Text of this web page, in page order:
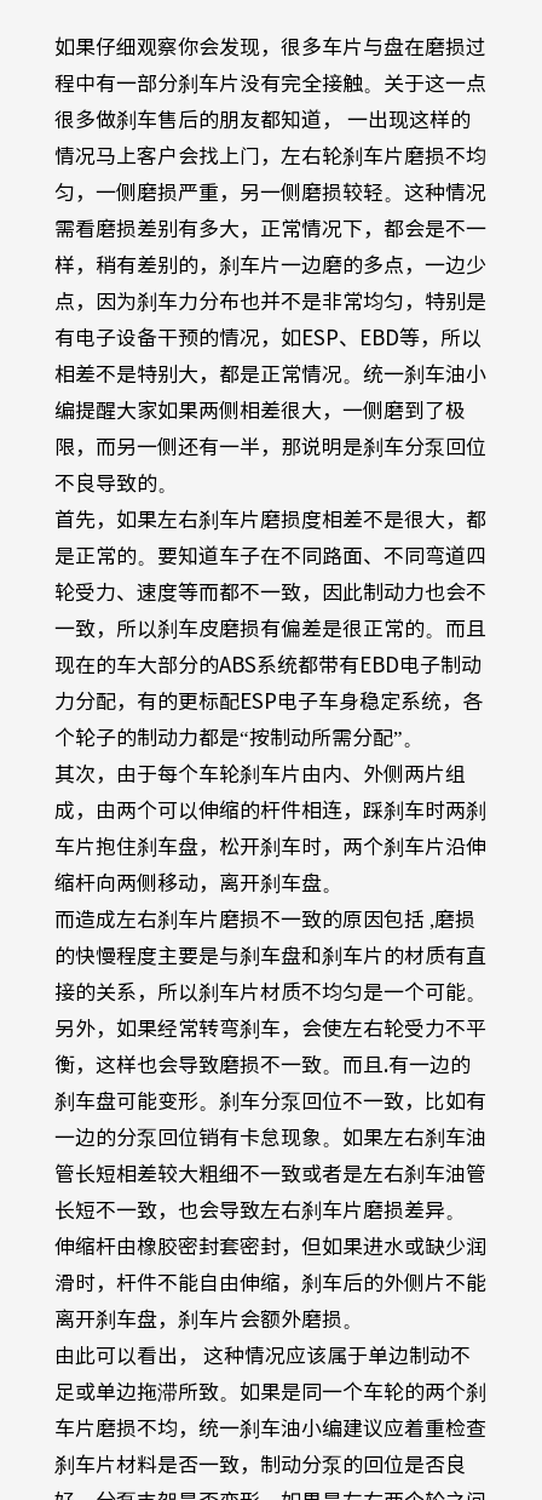
如果仔细观察你会发现，很多车片与盘在磨损过
程中有一部分刹车片没有完全接触。关于这一点
很多做刹车售后的朋友都知道， 一出现这样的
情况马上客户会找上门，左右轮刹车片磨损不均
匀，一侧磨损严重，另一侧磨损较轻。这种情况
需看磨损差别有多大，正常情况下，都会是不一
样，稍有差别的，刹车片一边磨的多点，一边少
点，因为刹车力分布也并不是非常均匀，特别是
有电子设备干预的情况，如ESP、 EBD等，所以
相差不是特别大，都是正常情况。统一刹车油小
编提醒大家如果两侧相差很大，一侧磨到了极
限，而另一侧还有一半，那说明是刹车分泵回位
不良导致的。
首先，如果左右刹车片磨损度相差不是很大，都
是正常的。要知道车子在不同路面、不同弯道四
轮受力、速度等而都不一致，因此制动力也会不
一致，所以刹车皮磨损有偏差是很正常的。而且
现在的车大部分的ABS系统都带有EBD电子制动
力分配，有的更标配ESP电子车身稳定系统，各
个轮子的制动力都是“按制动所需分配”。
其次，由于每个车轮刹车片由内、外侧两片组
成，由两个可以伸缩的杆件相连，踩刹车时两刹
车片抱住刹车盘，松开刹车时，两个刹车片沿伸
缩杆向两侧移动，离开刹车盘。
而造成左右刹车片磨损不一致的原因包括 ,磨损
的快慢程度主要是与刹车盘和刹车片的材质有直
接的关系，所以刹车片材质不均匀是一个可能。
另外，如果经常转弯刹车，会使左右轮受力不平
衡，这样也会导致磨损不一致。而且.有一边的
刹车盘可能变形。刹车分泵回位不一致，比如有
一边的分泵回位销有卡怠现象。如果左右刹车油
管长短相差较大粗细不一致或者是左右刹车油管
长短不一致，也会导致左右刹车片磨损差异。
伸缩杆由橡胶密封套密封，但如果进水或缺少润
滑时，杆件不能自由伸缩，刹车后的外侧片不能
离开刹车盘，刹车片会额外磨损。
由此可以看出， 这种情况应该属于单边制动不
足或单边拖滞所致。如果是同一个车轮的两个刹
车片磨损不均，统一刹车油小编建议应着重检查
刹车片材料是否一致，制动分泵的回位是否良